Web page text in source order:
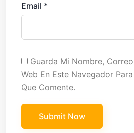
Email *
Guarda Mi Nombre,
Web En Este Navegador
Que Comente.